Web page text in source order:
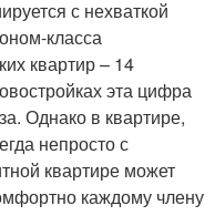
с нехваткой
класса
квартир – 14
эта цифра
Однако в квартире,
непросто с
квартире может
каждому члену